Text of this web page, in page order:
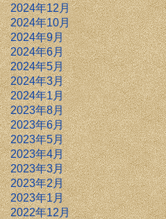
2024年12月
2024年10月
2024年9月
2024年6月
2024年5月
2024年3月
2024年1月
2023年8月
2023年6月
2023年5月
2023年4月
2023年3月
2023年2月
2023年1月
2022年12月